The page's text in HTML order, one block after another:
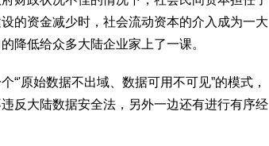
的资金减少时，社会流动资本的介入成为一大
降低给众多大陆企业家上了一课。
原始数据不出域、数据可用不可见”的模式，
反大陆数据安全法，另外一边还有进行有序经